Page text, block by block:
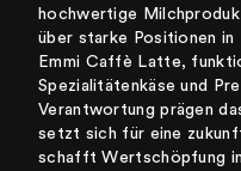
hochwertige
über starke Positionen
Emmi Caffè Latte,
Spezialitätenkäse und
Verantwortung prägen
setzt sich für eine
schafft Wertschöpfung